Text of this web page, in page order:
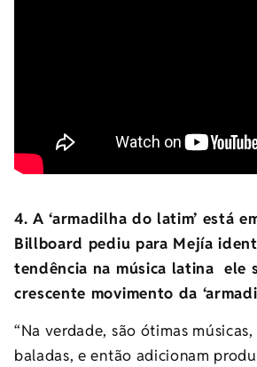
4. A ‘armadilha do latim’ está
Billboard pediu para Mejía
tendência na música latina ele
crescente movimento da
“Na verdade, são ótimas
baladas, e então adicionam